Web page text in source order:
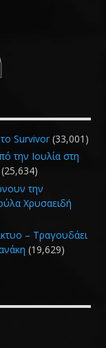
Survivor (33,001)
την Ιουλία στη
(25,634)
την
Χρυσαειδή
– Τραγουδάει
(19,629)